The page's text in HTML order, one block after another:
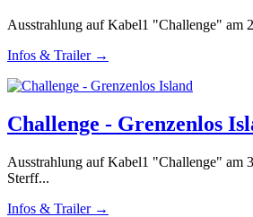
Ausstrahlung auf Kabel1 "Challenge" am
Infos & Trailer →
Challenge - Grenzenlos
Ausstrahlung auf Kabel1 "Challenge" am
Sterff...
Infos & Trailer →